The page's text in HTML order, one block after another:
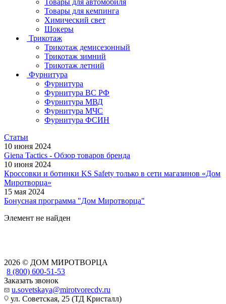
Товары для автомобиля
Товары для кемпинга
Химический свет
Шокеры
Трикотаж
Трикотаж демисезонный
Трикотаж зимний
Трикотаж летний
Фурнитура
Фурнитура
Фурнитура ВС РФ
Фурнитура МВД
Фурнитура МЧС
Фурнитура ФСИН
Статьи
10 июня 2024
Giena Tactics - Обзор товаров бренда
10 июня 2024
Кроссовки и ботинки KS Safety только в сети магазинов «Дом
Миротворца»
15 мая 2024
Бонусная программа "Дом Миротворца"
Элемент не найден
2026 © ДОМ МИРОТВОРЦА
8 (800) 600-51-53
Заказать звонок
u.sovetskaya@mirotvorecdv.ru
ул. Советская, 25 (ТД Кристалл)